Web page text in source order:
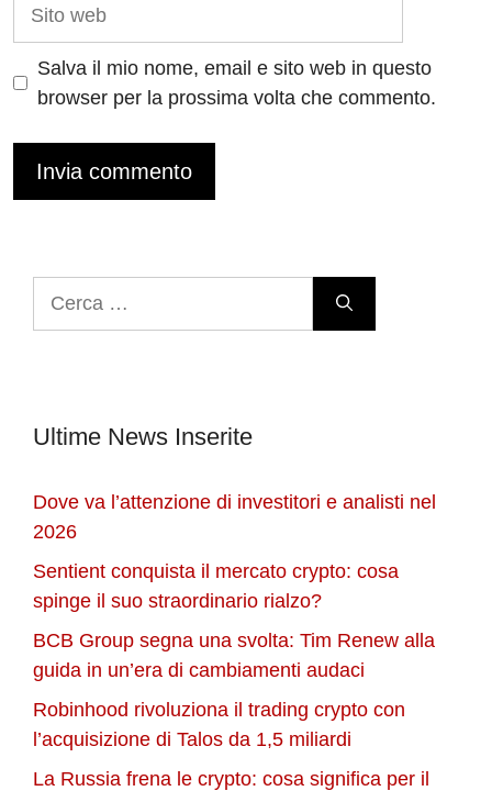
Salva il mio nome, email e sito web in questo
browser per la prossima volta che commento.
Ultime News Inserite
Dove va l’attenzione di investitori e analisti nel
2026
Sentient conquista il mercato crypto: cosa
spinge il suo straordinario rialzo?
BCB Group segna una svolta: Tim Renew alla
guida in un’era di cambiamenti audaci
Robinhood rivoluziona il trading crypto con
l’acquisizione di Talos da 1,5 miliardi
La Russia frena le crypto: cosa significa per il